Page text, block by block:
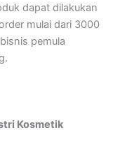
dapat dilakukan
mulai dari 3000
pemula
Kosmetik